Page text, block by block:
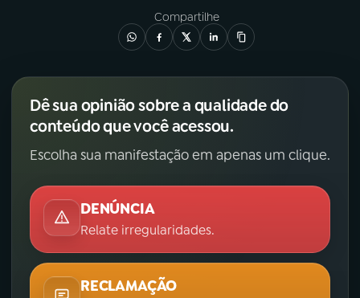
Compartilhe
Dê sua opinião sobre a qualidade do
conteúdo que você acessou.
Escolha sua manifestação em apenas um clique.
DENÚNCIA
Relate irregularidades.
RECLAMAÇÃO